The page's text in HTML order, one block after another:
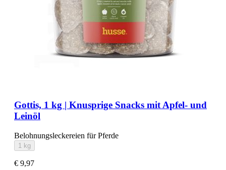
Gottis, 1 kg | Knusprige Snacks mit Apfel- und
Leinöl
Belohnungsleckereien für Pferde
1 kg
€ 9,97